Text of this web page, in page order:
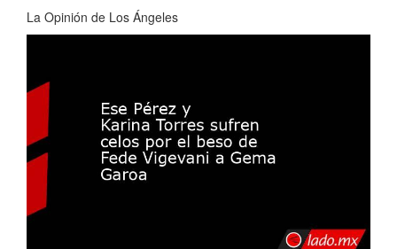
La Opinión de Los Ángeles